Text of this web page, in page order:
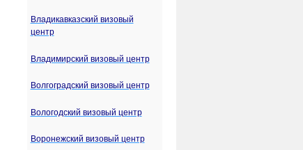
Владикавказский визовый
центр
Владимирский визовый центр
Волгоградский визовый центр
Вологодский визовый центр
Воронежский визовый центр